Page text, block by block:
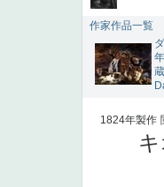
作家作品一覧
1824年製作